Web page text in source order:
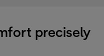
precisely